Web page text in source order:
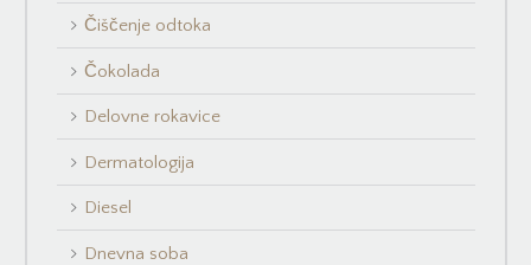
Čiščenje odtoka
Čokolada
Delovne rokavice
Dermatologija
Diesel
Dnevna soba